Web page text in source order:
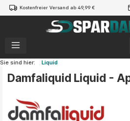
springen
Kostenfreier Versand ab 49,99 €
Sie sind hier: Liquid
Damfaliquid Liquid -